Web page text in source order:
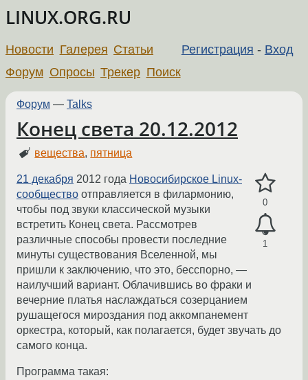
LINUX.ORG.RU
Регистрация - Вход
Новости Галерея Статьи
Форум Опросы Трекер Поиск
Форум — Talks
Конец света 20.12.2012
вещества, пятница
0
1
21 декабря 2012 года Новосибирское Linux-
сообщество отправляется в филармонию,
чтобы под звуки классической музыки
встретить Конец света. Рассмотрев
различные способы провести последние
минуты существования Вселенной, мы
пришли к заключению, что это, бесспорно, —
наилучший вариант. Облачившись во фраки и
вечерние платья наслаждаться созерцанием
рушащегося мироздания под аккомпанемент
оркестра, который, как полагается, будет звучать до
самого конца.
Программа такая: